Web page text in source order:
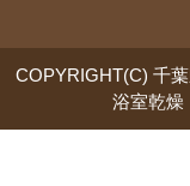
COPYRIGHT(C) 千
浴室乾燥